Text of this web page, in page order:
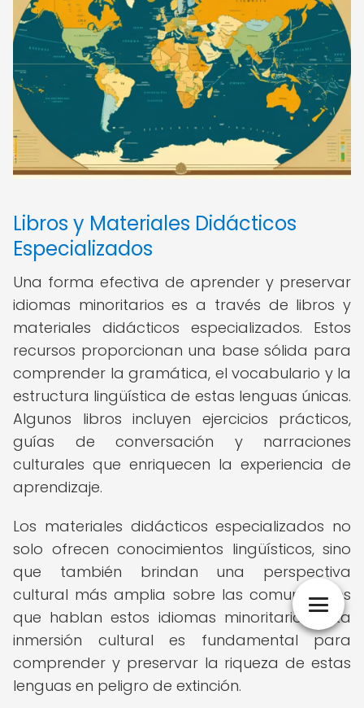
Libros y Materiales Didácticos
Especializados
Una forma efectiva de aprender y preservar
idiomas minoritarios es a través de libros y
materiales didácticos especializados. Estos
recursos proporcionan una base sólida para
comprender la gramática, el vocabulario y la
estructura lingüística de estas lenguas únicas.
Algunos libros incluyen ejercicios prácticos,
guías de conversación y narraciones
culturales que enriquecen la experiencia de
aprendizaje.
Los materiales didácticos especializados no
solo ofrecen conocimientos lingüísticos, sino
que también brindan una perspectiva
cultural más amplia sobre las comunidades
que hablan estos idiomas minoritarios. Esta
inmersión cultural es fundamental para
comprender y preservar la riqueza de estas
lenguas en peligro de extinción.